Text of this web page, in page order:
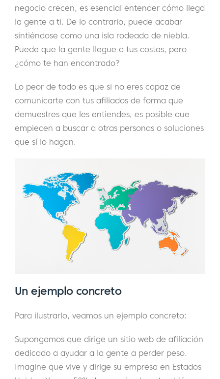
negocio crecen, es esencial entender cómo llega
la gente a ti. De lo contrario, puede acabar
sintiéndose como una isla rodeada de niebla.
Puede que la gente llegue a tus costas, pero
¿cómo te han encontrado?
Lo peor de todo es que si no eres capaz de
comunicarte con tus afiliados de forma que
demuestres que les entiendes, es posible que
empiecen a buscar a otras personas o soluciones
que sí lo hagan.
Un ejemplo concreto
Para ilustrarlo, veamos un ejemplo concreto:
Supongamos que dirige un sitio web de afiliación
dedicado a ayudar a la gente a perder peso.
Imagine que vive y dirige su empresa en Estados